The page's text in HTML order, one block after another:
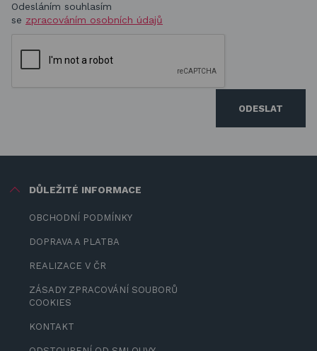
Odesláním souhlasím
se zpracováním osobních údajů
ODESLAT
DŮLEŽITÉ INFORMACE
OBCHODNÍ PODMÍNKY
DOPRAVA A PLATBA
REALIZACE V ČR
ZÁSADY ZPRACOVÁNÍ SOUBORŮ
COOKIES
KONTAKT